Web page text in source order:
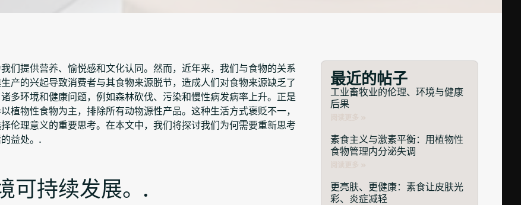
们提供营养、愉悦感和文化认同。然而，近年来，我们与食物的关系
产的兴起导致消费者与其食物来源脱节，造成人们对食物来源缺乏了
多环境和健康问题，例如森林砍伐、污染和慢性病发病率上升。正是
植物性食物为主，排除所有动物源性产品。这种生活方式褒贬不一，
伦理意义的重要思考。在本文中，我们将探讨我们为何需要重新思考
益处。.
可持续发展。.
最近的帖子
工业畜牧业的伦理、环境与健康
后果
素食主义与激素平衡：用植物性
食物管理内分泌失调
更亮肤、更健康：素食让皮肤光
彩、炎症减轻